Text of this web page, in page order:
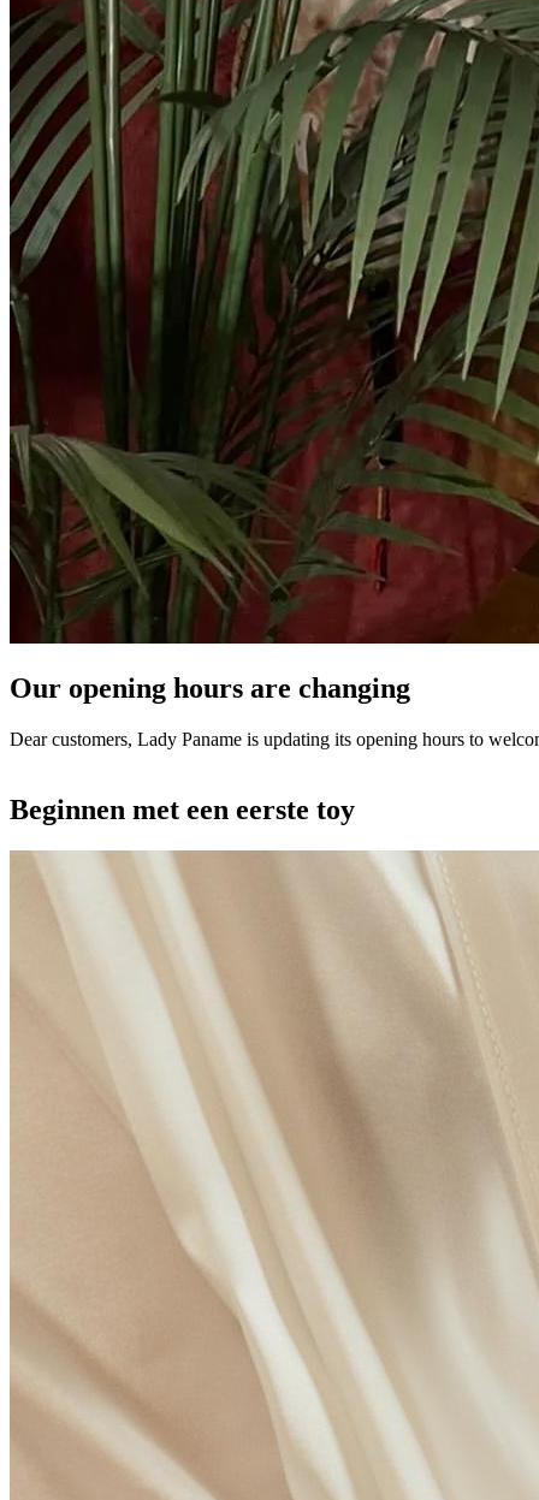
Our opening hours are changing
Dear customers, Lady Paname is updating its opening hours to
Beginnen met een eerste toy